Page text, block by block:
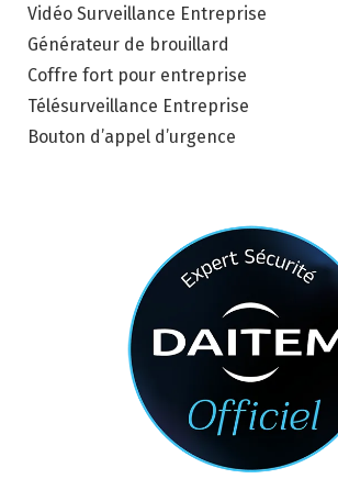
Vidéo Surveillance Entreprise
Générateur de brouillard
Coffre fort pour entreprise
Télésurveillance Entreprise
Bouton d’appel d’urgence